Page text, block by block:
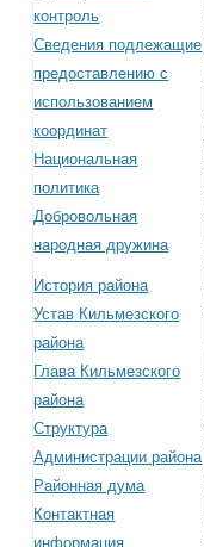
контроль
Сведения подлежащие
предоставлению с
использованием
координат
Национальная
политика
Добровольная
народная дружина
История района
Устав Кильмезского
района
Глава Кильмезского
района
Структура
Администрации района
Районная дума
Контактная
информация